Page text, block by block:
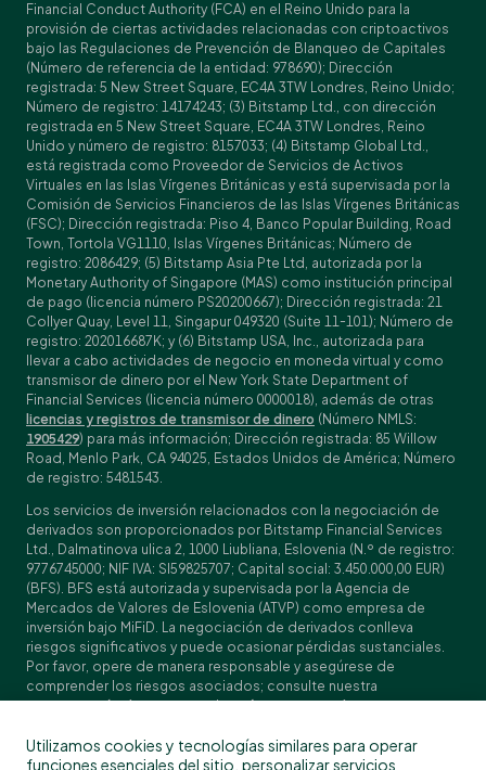
Financial Conduct Authority (FCA) en el Reino Unido para la
provisión de ciertas actividades relacionadas con criptoactivos
bajo las Regulaciones de Prevención de Blanqueo de Capitales
(Número de referencia de la entidad: 978690); Dirección
registrada: 5 New Street Square, EC4A 3TW Londres, Reino Unido;
Número de registro: 14174243; (3) Bitstamp Ltd., con dirección
registrada en 5 New Street Square, EC4A 3TW Londres, Reino
Unido y número de registro: 8157033; (4) Bitstamp Global Ltd.,
está registrada como Proveedor de Servicios de Activos
Virtuales en las Islas Vírgenes Británicas y está supervisada por la
Comisión de Servicios Financieros de las Islas Vírgenes Británicas
(FSC); Dirección registrada: Piso 4, Banco Popular Building, Road
Town, Tortola VG1110, Islas Vírgenes Británicas; Número de
registro: 2086429; (5) Bitstamp Asia Pte Ltd, autorizada por la
Monetary Authority of Singapore (MAS) como institución principal
de pago (licencia número PS20200667); Dirección registrada: 21
Collyer Quay, Level 11, Singapur 049320 (Suite 11-101); Número de
registro: 202016687K; y (6) Bitstamp USA, Inc., autorizada para
llevar a cabo actividades de negocio en moneda virtual y como
transmisor de dinero por el New York State Department of
Financial Services (licencia número 0000018), además de otras
licencias y registros de transmisor de dinero (Número NMLS:
1905429) para más información; Dirección registrada: 85 Willow
Road, Menlo Park, CA 94025, Estados Unidos de América; Número
de registro: 5481543.
Los servicios de inversión relacionados con la negociación de
derivados son proporcionados por Bitstamp Financial Services
Ltd., Dalmatinova ulica 2, 1000 Liubliana, Eslovenia (N.º de registro:
9776745000; NIF IVA: SI59825707; Capital social: 3.450.000,00 EUR)
(BFS). BFS está autorizada y supervisada por la Agencia de
Mercados de Valores de Eslovenia (ATVP) como empresa de
inversión bajo MiFiD. La negociación de derivados conlleva
riesgos significativos y puede ocasionar pérdidas sustanciales.
Por favor, opere de manera responsable y asegúrese de
comprender los riesgos asociados; consulte nuestra
Especificación de contratos, losTérminos y condiciones
obtener detalles específicos sobre los contratos y las
divulgaciones de riesgos. La negociación de derivados no está
Utilizamos cookies y tecnologías similares para operar
funciones esenciales del sitio, personalizar servicios